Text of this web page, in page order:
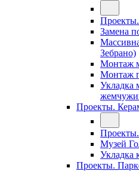
Замена
Зебрано)
Монтаж
Монтаж
Укладка
Проекты.
Музей
Укладка
Проекты.